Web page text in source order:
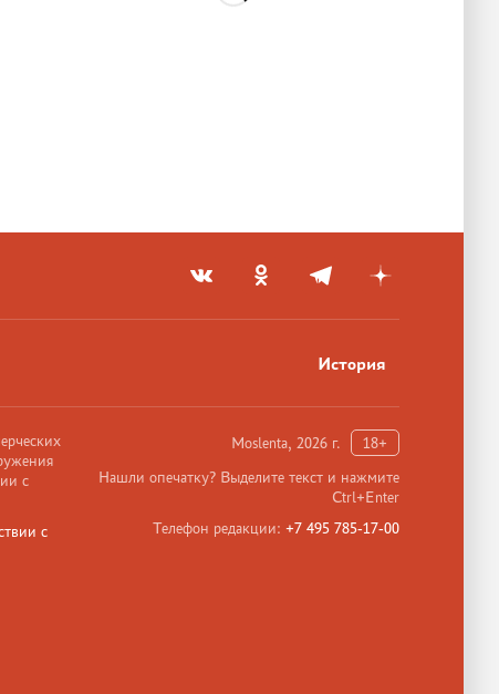
История
Moslenta, 2026 г.
18+
Нашли опечатку? Выделите текст и нажмите
Ctrl+Enter
Телефон редакции: +7 495 785-17-00
с
с